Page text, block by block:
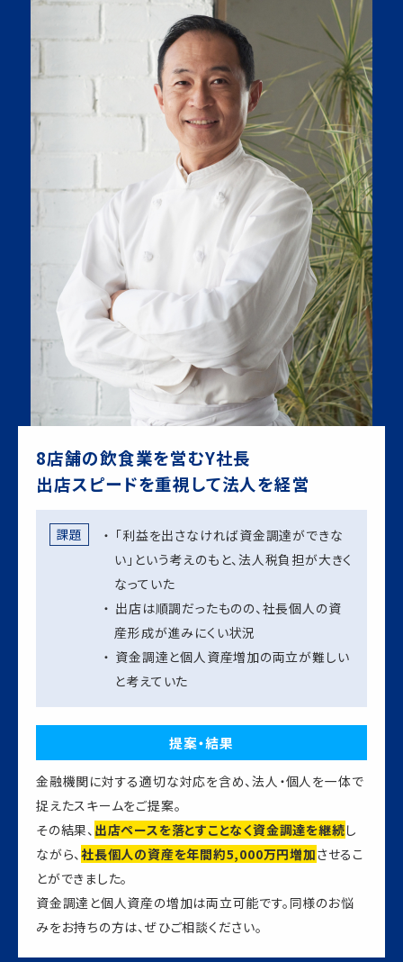
8店舗の飲食業を営むY社長
出店スピードを重視して法人を経営
課題
「利益を出さなければ資金調達ができな
い」という考えのもと、法人税負担が大きく
なっていた
出店は順調だったものの、社長個人の資
産形成が進みにくい状況
資金調達と個人資産増加の両立が難しい
と考えていた
提案・結果
金融機関に対する適切な対応を含め、法人・個人を一体で
捉えたスキームをご提案。
その結果、 出店ペースを落とすことなく資金調達を継続し
ながら、社長個人の資産を年間約5,000万円増加させるこ
とができました。
資金調達と個人資産の増加は両立可能です。同様のお悩
みをお持ちの方は、ぜひご相談ください。